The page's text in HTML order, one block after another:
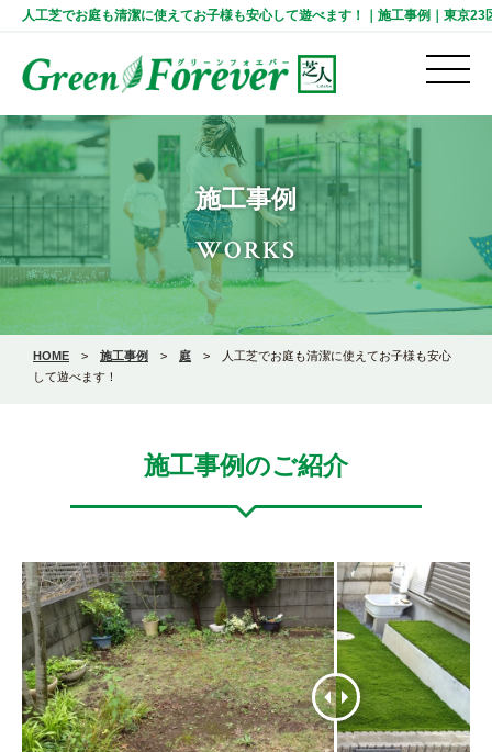
人工芝でお庭も清潔に使えてお子様も安心して遊べます！｜施工事例｜東京
施工事例
WORKS
HOME > 施工事例 > 庭 >
人工芝でお庭も清潔に使えてお子様も安心
して遊べます！
施工事例のご紹介